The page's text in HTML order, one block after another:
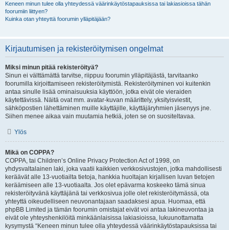
Keneen minun tulee olla yhteydessä väärinkäytöstapauksissa tai lakiasioissa tähän
foorumiin liittyen?
Kuinka otan yhteyttä foorumin ylläpitäjään?
Kirjautumisen ja rekisteröitymisen ongelmat
Miksi minun pitää rekisteröityä?
Sinun ei välttämättä tarvitse, riippuu foorumin ylläpitäjästä, tarvitaanko
foorumilla kirjoittamiseen rekisteröitymistä. Rekisteröityminen voi kuitenkin
antaa sinulle lisää ominaisuuksia käyttöön, jotka eivät ole vieraiden
käytettävissä. Näitä ovat mm. avatar-kuvan määrittely, yksityisviestit,
sähköpostien lähettäminen muille käyttäjille, käyttäjäryhmien jäsenyys jne.
Siihen menee aikaa vain muutamia hetkiä, joten se on suositeltavaa.
Ylös
Mikä on COPPA?
COPPA, tai Children’s Online Privacy Protection Act of 1998, on
yhdysvaltalainen laki, joka vaatii kaikkien verkkosivustojen, jotka mahdollisesti
keräävät alle 13-vuotiailta tietoja, hankkia huoltajan kirjallisen luvan tietojen
keräämiseen alle 13-vuotiaalta. Jos olet epävarma koskeeko tämä sinua
rekisteröityvänä käyttäjänä tai verkkosivua jolle olet rekisteröitymässä, ota
yhteyttä oikeudelliseen neuvonantajaan saadaksesi apua. Huomaa, että
phpBB Limited ja tämän foorumin omistajat eivät voi antaa lakineuvontaa ja
eivät ole yhteyshenkilöitä minkäänlaisissa lakiasioissa, lukuunottamatta
kysymystä “Keneen minun tulee olla yhteydessä väärinkäytöstapauksissa tai